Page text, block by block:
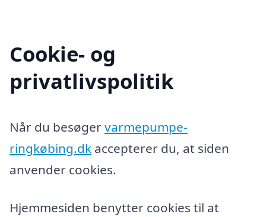
Cookie- og
privatlivspolitik
Når du besøgervarmepumpe-
ringkøbing.dk accepterer du, at siden
anvender cookies.
Hjemmesiden benytter cookies til at